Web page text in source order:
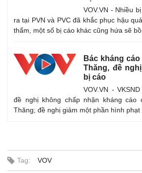
VOV.VN - Nhiều
ra tại PVN và PVC đã khắc phục hậu
thẩm, một số bị cáo khác cũng hứa sẽ
Bác kháng
Thăng, đề
bị cáo
VOV.VN -
đề nghị không chấp nhận kháng cáo
Thăng; đề nghị giảm một phần hình phạt
Tag: VOV